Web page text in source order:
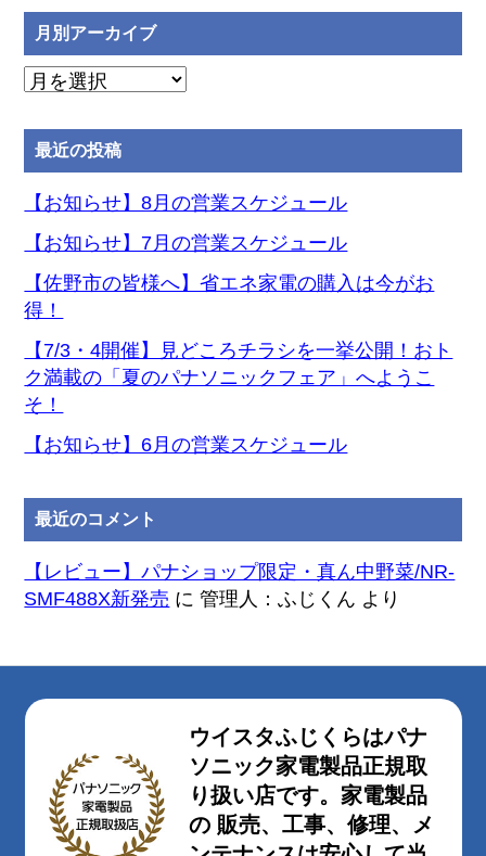
月別アーカイブ
月
ア
ー
カ
ブ
最近の投稿
【お知らせ】8月の営業スケジュール
【お知らせ】7月の営業スケジュール
【佐野市の皆様へ】省エネ家電の購入は今がお
得！
【7/3・4開催】見どころチラシを一挙公開！おト
ク満載の「夏のパナソニックフェア」へようこ
そ！
【お知らせ】6月の営業スケジュール
最近のコメント
【レビュー】パナショップ限定・真ん中野菜/NR-
SMF488X新発売 に管理人：ふじくん より
ウイスタふじくらはパナ
ソニック家電製品正規取
り扱い店です。家電製品
の 販売、工事、修理、メ